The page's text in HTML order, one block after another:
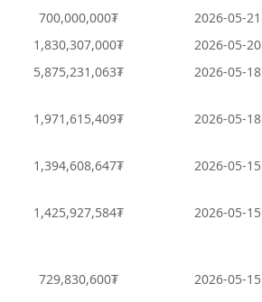
700,000,000₮
2026-05-
1,830,307,000₮
2026-05-
5,875,231,063₮ 2026-05-
1,971,615,409₮ 2026-05-
1,394,608,647₮ 2026-05-
1,425,927,584₮ 2026-05-
729,830,600₮ 2026-05-